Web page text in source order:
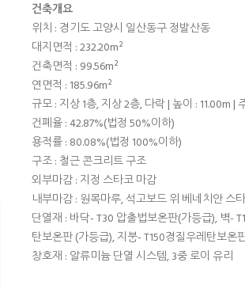
건축개요
위치 : 경기도 고양시 일산동구 정발산동
대지면적 : 232.20m²
건축면적 : 99.56m²
연면적 : 185.96m²
규모 : 지상 1층, 지상 2층, 다락 | 높이 : 11.00m |
건폐율 : 42.87%(법정 50%이하)
용적률 : 80.08%(법정 100%이하)
구조 : 철근 콘크리트 구조
외부마감 : 지정 스타코 마감
내부마감 : 원목마루, 석고보드 위 베네치안 스
단열재 : 바닥- T30 압출법보온판(가등급), 벽-
탄보온판 (가등급), 지붕- T150경질우레탄보온
창호재 : 알류미늄 단열 시스템, 3중 로이 유리